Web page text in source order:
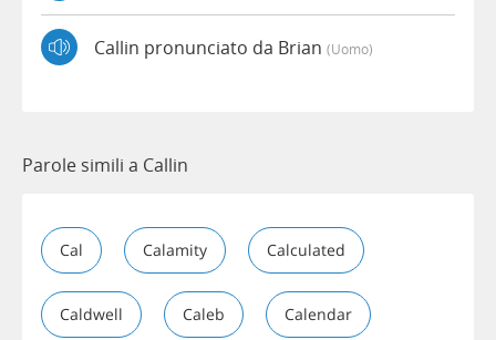
Callin pronunciato da Brian (uomo)
Parole simili a Callin
Cal Calamity Calculated
Caldwell Caleb Calendar